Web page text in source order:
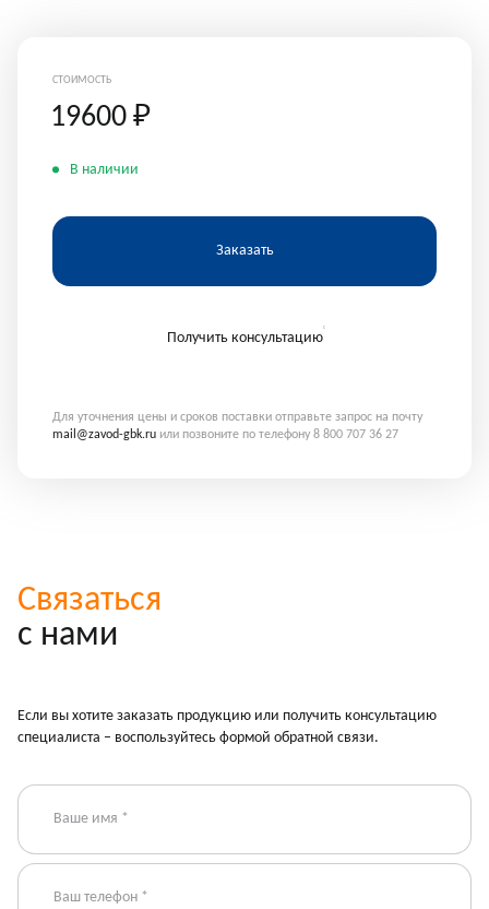
СТОИМОСТЬ
19600 ₽
В наличии
Заказать
Получить консультацию
Для уточнения цены и сроков поставки отправьте запрос на почту
mail@zavod-gbk.ru или позвоните по телефону 8 800 707 36 27
Связаться
с нами
Если вы хотите заказать продукцию или получить консультацию
специалиста – воспользуйтесь формой обратной связи.